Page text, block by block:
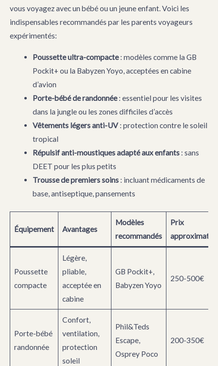
vous voyagez avec un bébé ou un jeune enfant. Voici les
indispensables recommandés par les parents voyageurs
expérimentés:
Poussette ultra-compacte: modèles comme la GB
Pockit+ ou la Babyzen Yoyo, acceptées en cabine
d’avion
Porte-bébé de randonnée: essentiel pour les visites
dans la jungle ou les zones difficiles d’accès
Vêtements légers anti-UV: protection contre le soleil
tropical
Répulsif anti-moustiques adapté aux enfants: sans
DEET pour les plus petits
Trousse de premiers soins: incluant médicaments de
base, antiseptique, pansements
Équipement Avantages
Modèles
recommandés
Prix
approximatif
Poussette
compacte
Légère,
pliable,
acceptée en
cabine
GB Pockit+,
Babyzen Yoyo
250-500€
Porte-bébé
randonnée
Confort,
ventilation,
protection
soleil
Phil&Teds
Escape,
Osprey Poco
200-350€